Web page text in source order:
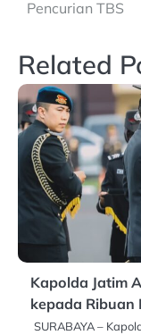
Pencurian TBS
Related
Kapolda Jatim
kepada Ribuan
SURABAYA –